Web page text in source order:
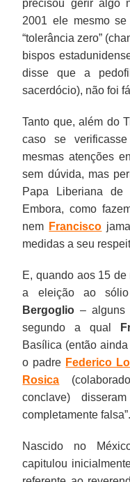
precisou gerir algo
2001 ele mesmo
“tolerância zero”
bispos
disse que a
sacerdócio), não foi
Tanto que, além do
caso se
mesmas atenções
sem dúvida, mas
Papa Liberiana
Embora, como
nem Francisco
medidas a seu
E, quando aos 15
a eleição ao
Bergoglio – alguns
segundo a qual
Basílica (então
o padre Federico
Rosica
conclave)
completamente falsa”.
Nascido no
capitulou